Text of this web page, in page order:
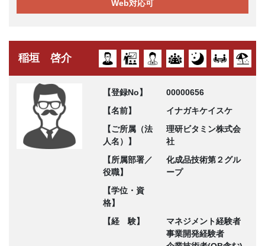
Web対応可
稲垣 啓介
【登録No】
00000656
【名前】
イナガキケイスケ
【ご所属（法
人名）】
理研ビタミン株式会
社
【所属部署／
役職】
化成品技術第２グル
ープ
【学位・資
格】
【経 験】
マネジメント経験者
事業開発経験者